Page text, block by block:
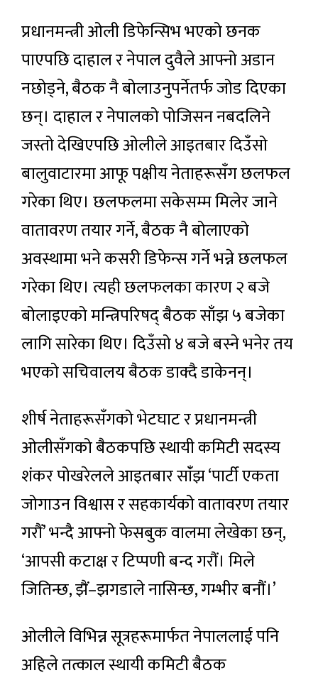
प्रधानमन्त्री ओली डिफेन्सिभ भएको छनक
पाएपछि दाहाल र नेपाल दुवैले आफ्नो अडान
नछोड्ने, बैठक नै बोलाउनुपर्नेतर्फ जोड दिएका
छन्। दाहाल र नेपालको पोजिसन नबदलिने
जस्तो देखिएपछि ओलीले आइतबार दिउँसो
बालुवाटारमा आफू पक्षीय नेताहरूसँग छलफल
गरेका थिए। छलफलमा सकेसम्म मिलेर जाने
वातावरण तयार गर्ने, बैठक नै बोलाएको
अवस्थामा भने कसरी डिफेन्स गर्ने भन्ने छलफल
गरेका थिए। त्यही छलफलका कारण २ बजे
बोलाइएको मन्त्रिपरिषद् बैठक साँझ ५ बजेका
लागि सारेका थिए। दिउँसो ४ बजे बस्ने भनेर तय
भएको सचिवालय बैठक डाक्दै डाकेनन्।
शीर्ष नेताहरूसँगको भेटघाट र प्रधानमन्त्री
ओलीसँगको बैठकपछि स्थायी कमिटी सदस्य
शंकर पोखरेलले आइतबार सांँझ ‘पार्टी एकता
जोगाउन विश्वास र सहकार्यको वातावरण तयार
गरौं’ भन्दै आफ्नो फेसबुक वालमा लेखेका छन्,
‘आपसी कटाक्ष र टिप्पणी बन्द गरौं। मिले
जितिन्छ, झैं–झगडाले नासिन्छ, गम्भीर बनौं।’
ओलीले विभिन्न सूत्रहरूमार्फत नेपाललाई पनि
अहिले तत्काल स्थायी कमिटी बैठक